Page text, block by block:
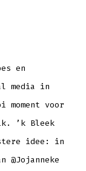
en
media in
moment voor
’k Bleek
idee: in